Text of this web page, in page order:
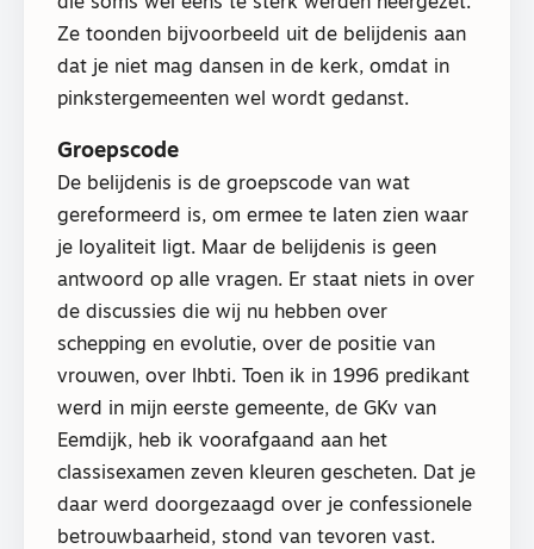
die soms wel eens te sterk werden neergezet.
Ze toonden bijvoorbeeld uit de belijdenis aan
dat je niet mag dansen in de kerk, omdat in
pinkstergemeenten wel wordt gedanst.
Groepscode
De belijdenis is de groepscode van wat
gereformeerd is, om ermee te laten zien waar
je loyaliteit ligt. Maar de belijdenis is geen
antwoord op alle vragen. Er staat niets in over
de discussies die wij nu hebben over
schepping en evolutie, over de positie van
vrouwen, over lhbti. Toen ik in 1996 predikant
werd in mijn eerste gemeente, de GKv van
Eemdijk, heb ik voorafgaand aan het
classisexamen zeven kleuren gescheten. Dat je
daar werd doorgezaagd over je confessionele
betrouwbaarheid, stond van tevoren vast.